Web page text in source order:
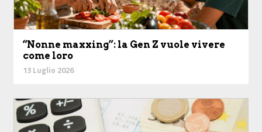
“Nonne maxxing”: la Gen Z vuole vivere
come loro
13 Luglio 2026